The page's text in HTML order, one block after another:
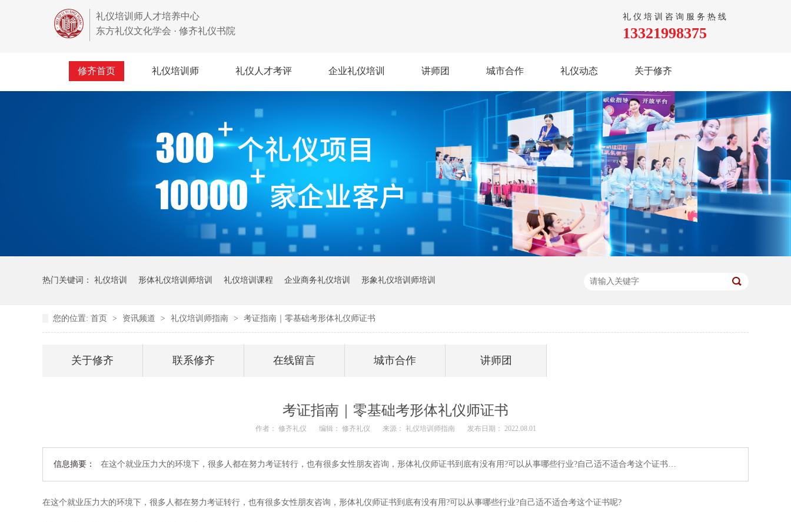
礼仪培训师人才培养中心
东方礼仪文化学会 · 修齐礼仪书院
礼仪培训咨询服务热线
13321998375
修齐首页 礼仪培训师 礼仪人才考评 企业礼仪培训 讲师团 城市合作 礼仪动态 关于修齐
热门关键词： 礼仪培训 形体礼仪培训师培训 礼仪培训课程 企业商务礼仪培训 形象礼仪培训师培训
您的位置: 首页 > 资讯频道 > 礼仪培训师指南 > 考证指南｜零基础考形体礼仪师证书
关于修齐 联系修齐 在线留言 城市合作 讲师团
考证指南｜零基础考形体礼仪师证书
作者： 修齐礼仪 编辑： 修齐礼仪 来源： 礼仪培训师指南 发布日期： 2022.08.01
信息摘要： 在这个就业压力大的环境下，很多人都在努力考证转行，也有很多女性朋友咨询，形体礼仪师证书到底有没有用?可以从事哪些行业?自己适不适合考这个证书…
在这个就业压力大的环境下，很多人都在努力考证转行，也有很多女性朋友咨询，形体礼仪师证书到底有没有用?可以从事哪些行业?自己适不适合考这个证书呢?